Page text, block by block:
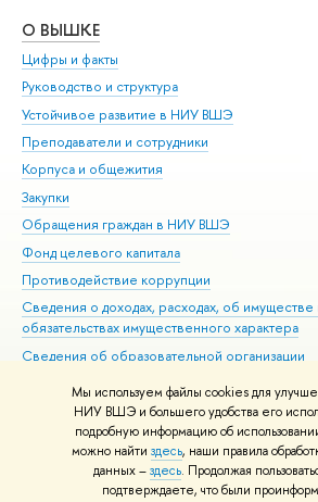
Мы используем файлы cookies для
НИУ ВШЭ и большего удобства его
подробную информацию об
можно найти здесь, наши правила
данных –здесь. Продолжая
подтверждаете, что были
О ВЫШКЕ
Цифры и факты
Руководство и структура
Устойчивое развитие в НИУ ВШЭ
Преподаватели и сотрудники
Корпуса и общежития
Закупки
Обращения граждан в НИУ ВШЭ
Фонд целевого капитала
Противодействие коррупции
Сведения о доходах, расходах, об имуществе
обязательствах имущественного характера
Сведения об образовательной организации
Людям с ограниченными возможностями
Единая платежная страница
Работа в Вышке